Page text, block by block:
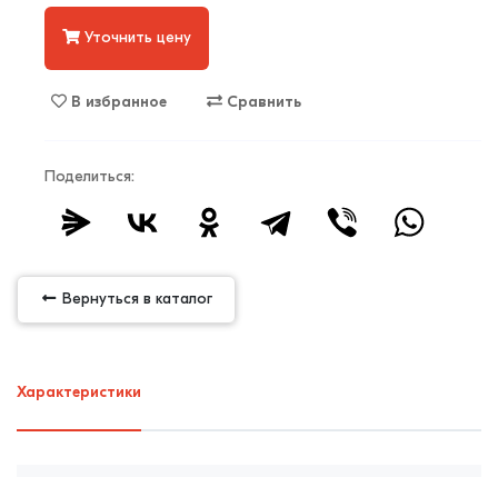
Уточнить цену
В избранное Сравнить
Поделиться:
Вернуться в каталог
Характеристики